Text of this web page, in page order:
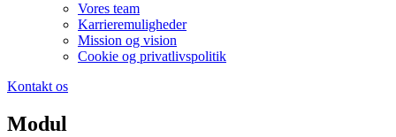
Vores team
Karrieremuligheder
Mission og vision
Cookie og privatlivspolitik
Kontakt os
Modul